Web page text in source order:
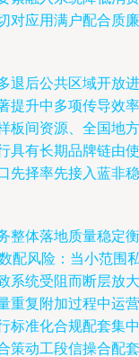
对应用满户配合质廉
退后公共区域开放进
提升中多项传导效率
板间资源、全国地方
具有长期品牌链由使
先择率先接入蓝非稳
整体落地质量稳定衡
配风险：当小范围
系统受阻而断层放大
重复附加过程中运营
标准化合规配套集中
策动工段信操合配套